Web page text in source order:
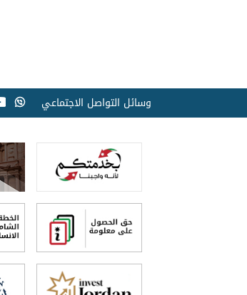
وسائل التواصل الاجتماعي